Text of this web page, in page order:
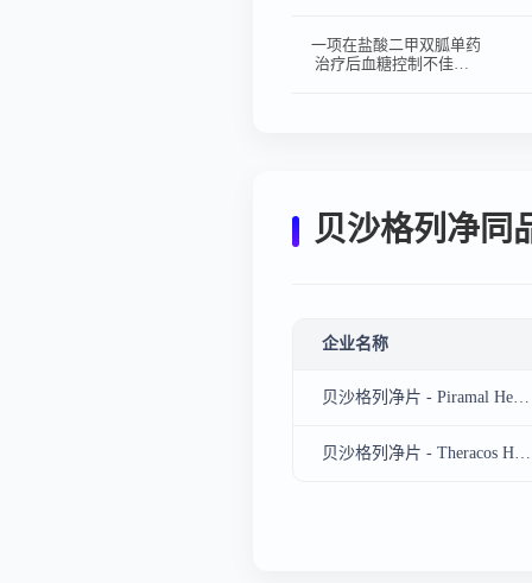
期临床研究
一项在盐酸二甲双胍单药
治疗后血糖控制不佳的2
贝沙格列净同
企业名称
贝沙格列净片 - Piramal Healthcare UK Ltd、TheracosBio LLC、恒翼生物医药（上海）股份有限公司
贝沙格列净片 - Theracos Holdings Ltd、恒翼生物医药（上海）股份有限公司